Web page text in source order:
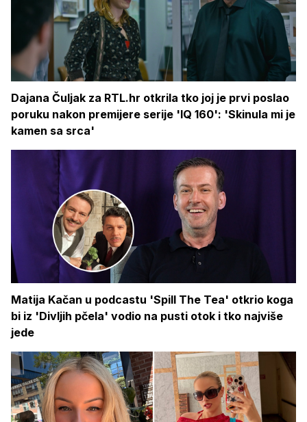
Dajana Čuljak za RTL.hr otkrila tko joj je prvi poslao
poruku nakon premijere serije 'IQ 160': 'Skinula mi je
kamen sa srca'
Matija Kačan u podcastu 'Spill The Tea' otkrio koga
bi iz 'Divljih pčela' vodio na pusti otok i tko najviše
jede